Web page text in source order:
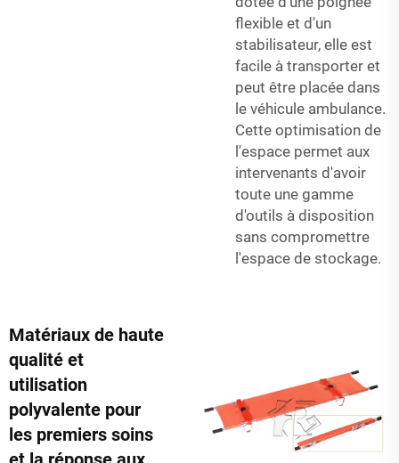
flexible et d'un
stabilisateur, elle est
facile à transporter et
peut être placée dans
le véhicule ambulance.
Cette optimisation de
l'espace permet aux
intervenants d'avoir
toute une gamme
d'outils à disposition
sans compromettre
l'espace de stockage.
Matériaux de haute
qualité et
utilisation
polyvalente pour
les premiers soins